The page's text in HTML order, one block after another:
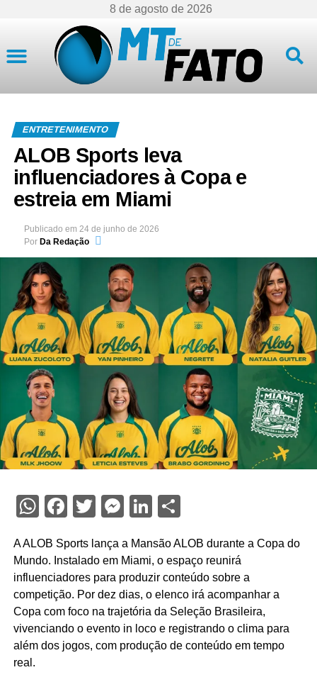
8 de agosto de 2026
ENTRETENIMENTO
ALOB Sports leva
influenciadores à Copa e
estreia em Miami
Publicado em 24 de junho de 2026
Por Da Redação
WhatsApp
Facebook
Twitter
Messenger
LinkedIn
Share
A ALOB Sports lança a Mansão ALOB durante a Copa do
Mundo. Instalado em Miami, o espaço reunirá
influenciadores para produzir conteúdo sobre a
competição. Por dez dias, o elenco irá acompanhar a
Copa com foco na trajetória da Seleção Brasileira,
vivenciando o evento in loco e registrando o clima para
além dos jogos, com produção de conteúdo em tempo
real.